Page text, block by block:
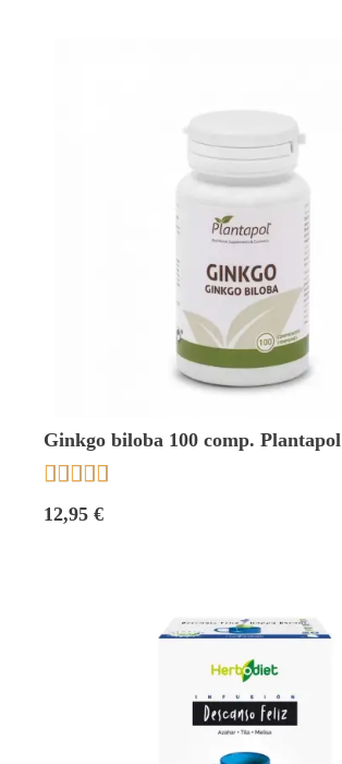
Ginkgo biloba 100 comp. Plantapol

12,95 €